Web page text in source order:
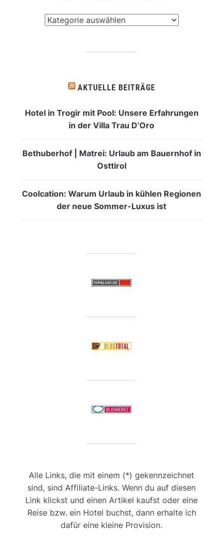
AKTUELLE BEITRÄGE
Hotel in Trogir mit Pool: Unsere Erfahrungen
in der Villa Trau D’Oro
Bethuberhof | Matrei: Urlaub am Bauernhof in
Osttirol
Coolcation: Warum Urlaub in kühlen Regionen
der neue Sommer-Luxus ist
Alle Links, die mit einem (*) gekennzeichnet
sind, sind Affiliate-Links. Wenn du auf diesen
Link klickst und einen Artikel kaufst oder eine
Reise bzw. ein Hotel buchst, dann erhalte ich
dafür eine kleine Provision.